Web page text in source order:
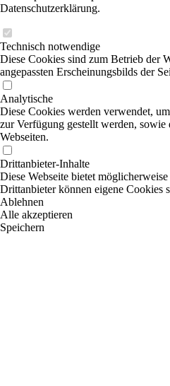
Datenschutzerklärung.
Technisch notwendige
Diese Cookies sind zum Betrieb der
angepassten Erscheinungsbilds der
Analytische
Diese Cookies werden verwendet,
zur Verfügung gestellt werden,
Webseiten.
Drittanbieter-Inhalte
Diese Webseite bietet
Drittanbieter können eigene Cookies
Ablehnen
Alle akzeptieren
Speichern